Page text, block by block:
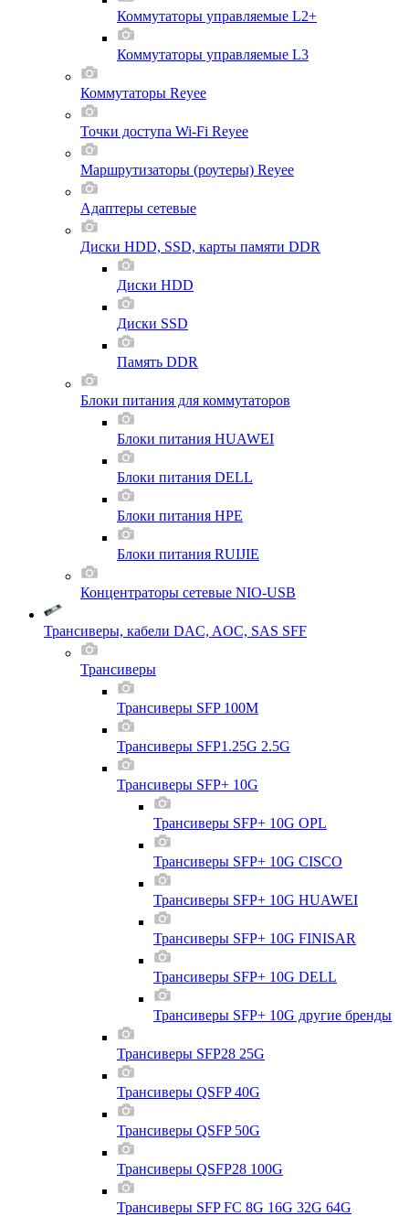
Коммутаторы управляемые L2+
Коммутаторы управляемые L3
Коммутаторы Reyee
Точки доступа Wi-Fi Reyee
Маршрутизаторы (роутеры) Reyee
Адаптеры сетевые
Диски HDD, SSD, карты памяти DDR
Диски HDD
Диски SSD
Память DDR
Блоки питания для коммутаторов
Блоки питания HUAWEI
Блоки питания DELL
Блоки питания HPE
Блоки питания RUIJIE
Концентраторы сетевые NIO-USB
Трансиверы, кабели DAC, AOC, SAS SFF
Трансиверы
Трансиверы SFP 100M
Трансиверы SFP1.25G 2.5G
Трансиверы SFP+ 10G
Трансиверы SFP+ 10G OPL
Трансиверы SFP+ 10G CISCO
Трансиверы SFP+ 10G HUAWEI
Трансиверы SFP+ 10G FINISAR
Трансиверы SFP+ 10G DELL
Трансиверы SFP+ 10G другие бренды
Трансиверы SFP28 25G
Трансиверы QSFP 40G
Трансиверы QSFP 50G
Трансиверы QSFP28 100G
Трансиверы SFP FC 8G 16G 32G 64G